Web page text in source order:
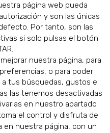
página web pueda
y son las únicas
Por tanto, son las
si solo pulsas el botón
nuestra página, para
o para poder
tus búsquedas, gustos e
las tenemos desactivadas
en nuestro apartado
toma el control y disfruta de
en nuestra página, con un